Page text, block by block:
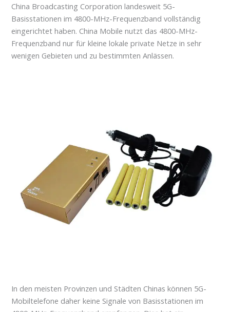
China Broadcasting Corporation landesweit 5G-
Basisstationen im 4800-MHz-Frequenzband vollständig
eingerichtet haben. China Mobile nutzt das 4800-MHz-
Frequenzband nur für kleine lokale private Netze in sehr
wenigen Gebieten und zu bestimmten Anlässen.
In den meisten Provinzen und Städten Chinas können 5G-
Mobiltelefone daher keine Signale von Basisstationen im